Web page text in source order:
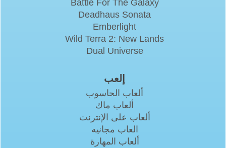
Battle For The Galaxy
Deadhaus Sonata
Emberlight
Wild Terra 2: New Lands
Dual Universe
إلعب
ألعاب الحاسوب
ألعاب ماك
ألعاب على الإنترنت
العاب مجانيه
ألعاب المهارة